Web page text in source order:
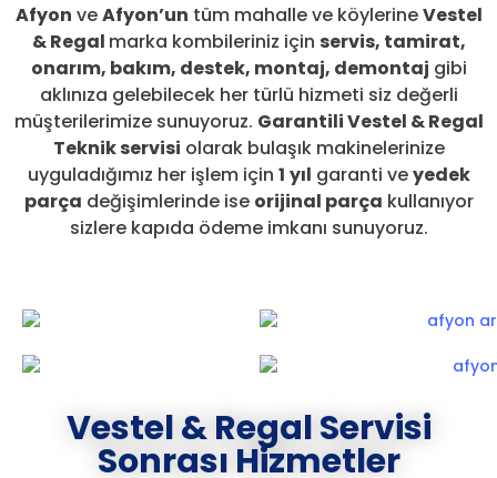
Afyon veAfyon’un tüm mahalle ve köylerineVestel
& Regal marka kombileriniz için servis, tamirat,
onarım, bakım, destek, montaj, demontaj gibi
aklınıza gelebilecek her türlü hizmeti siz değerli
müşterilerimize sunuyoruz. Garantili Vestel & Regal
Teknik servisi olarak bulaşık makinelerinize
uyguladığımız her işlem için 1 yıl garanti veyedek
parça değişimlerinde ise orijinal parça kullanıyor
sizlere kapıda ödeme imkanı sunuyoruz.
Vestel & Regal Servisi
Sonrası Hizmetler